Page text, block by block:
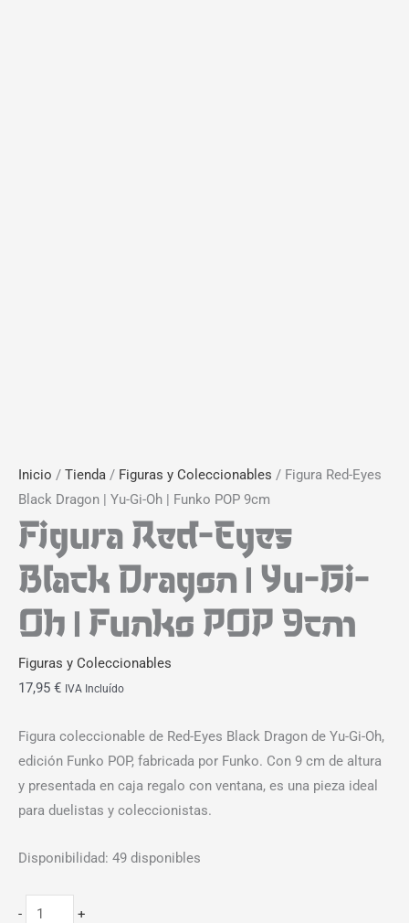
Inicio / Tienda / Figuras y Coleccionables / Figura Red-Eyes
Black Dragon | Yu-Gi-Oh | Funko POP 9cm
Figura Red-Eyes
Black Dragon | Yu-Gi-
Oh | Funko POP 9cm
Figuras y Coleccionables
17,95 € IVA Incluído
Figura coleccionable de Red-Eyes Black Dragon de Yu-Gi-Oh,
edición Funko POP, fabricada por Funko. Con 9 cm de altura
y presentada en caja regalo con ventana, es una pieza ideal
para duelistas y coleccionistas.
Disponibilidad: 49 disponibles
- +